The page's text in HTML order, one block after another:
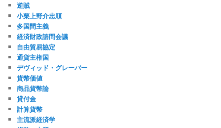
逆賊
小栗上野介忠順
多国間主義
経済財政諮問会議
自由貿易協定
通貨主権国
デヴィッド・グレーバー
貨幣価値
商品貨幣論
貸付金
計算貨幣
主流派経済学